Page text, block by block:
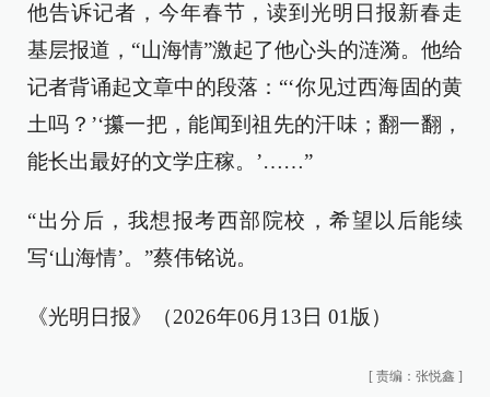
他告诉记者，今年春节，读到光明日报新春走
基层报道，“山海情”激起了他心头的涟漪。他给
记者背诵起文章中的段落：“‘你见过西海固的黄
土吗？’‘攥一把，能闻到祖先的汗味；翻一翻，
能长出最好的文学庄稼。’……”
“出分后，我想报考西部院校，希望以后能续
写‘山海情’。”蔡伟铭说。
《光明日报》（2026年06月13日 01版）
[ 责编：张悦鑫 ]